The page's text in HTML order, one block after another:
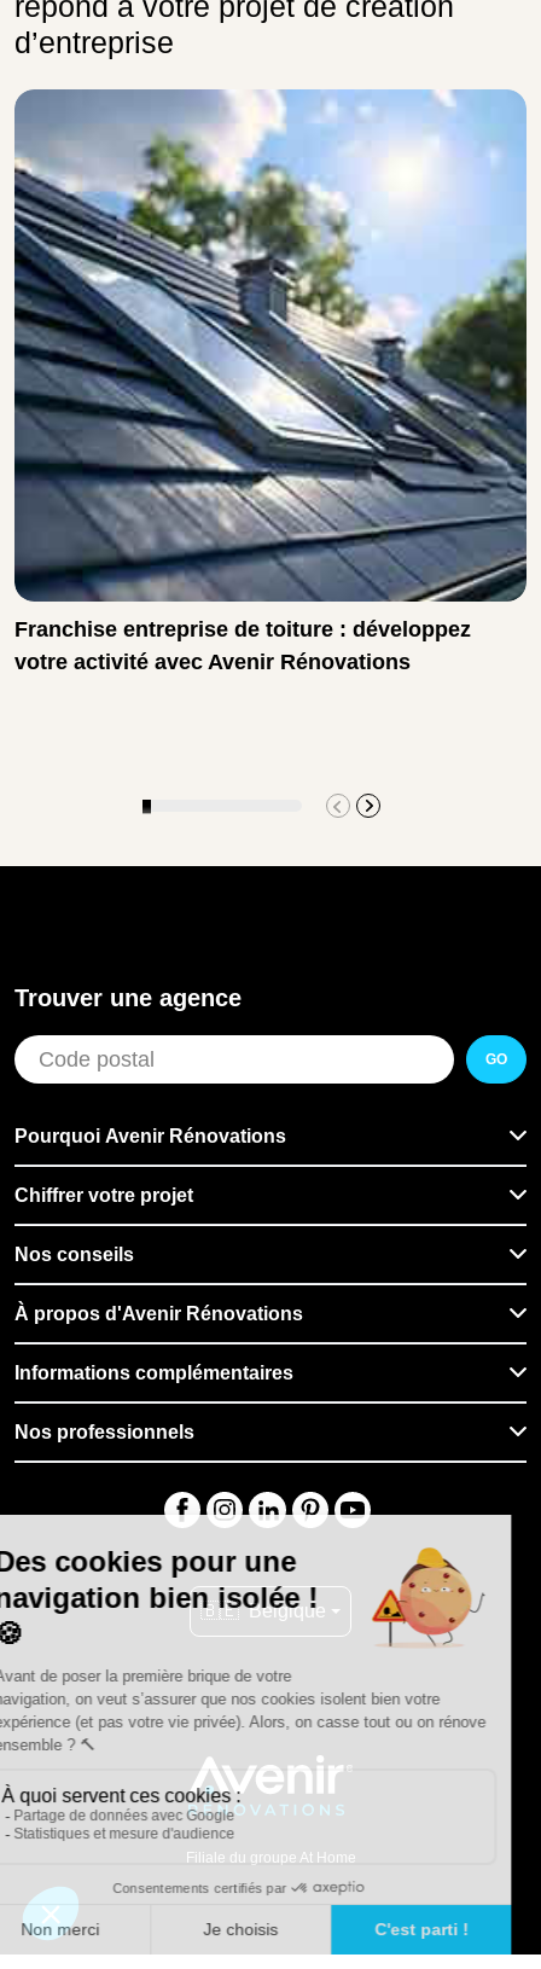
d’entreprise
Franchise entreprise de toiture : développez
votre activité avec Avenir Rénovations
Trouver une agence
GO
Pourquoi Avenir Rénovations
Chiffrer votre projet
Nos conseils
À propos d'Avenir Rénovations
Informations complémentaires
Nos professionnels
🇧🇪 Belgique
Filiale du groupe At Home